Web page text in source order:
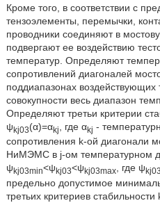
Кроме того, в соответствии с
тензоэлементы, перемычки,
проводники соединяют в
подвергают ее воздействию
температур. Определяют
сопротивлений диагоналей
поддиапазонах
совокупности весь диапазон
Определяют третьи критерии
ψkj03(α)=αkj , где αkj -
сопротивления k-ой диагонали
НиМЭМС в j-ом температурном
ψ kj03min<ψ kj03<ψ kj03max, где ψ
предельно допустимое
третьих критериев